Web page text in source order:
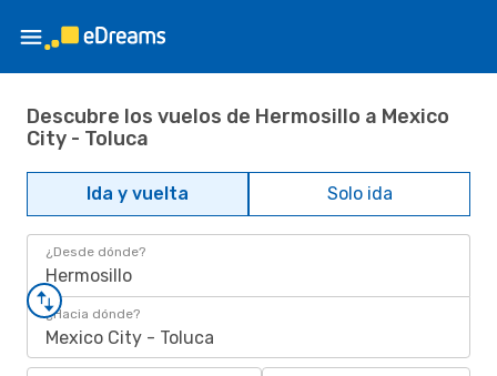
Descubre los vuelos de Hermosillo a Mexico
City - Toluca
Ida y vuelta Solo ida
¿Desde dónde?
Hermosillo
¿Hacia dónde?
Mexico City - Toluca